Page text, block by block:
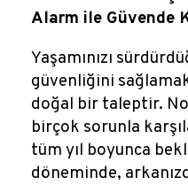
Blog
Alarm ile Güvende
Yaşamınızı
güvenliğini
doğal bir taleptir.
birçok sorunla
tüm yıl boyunca
döneminde,